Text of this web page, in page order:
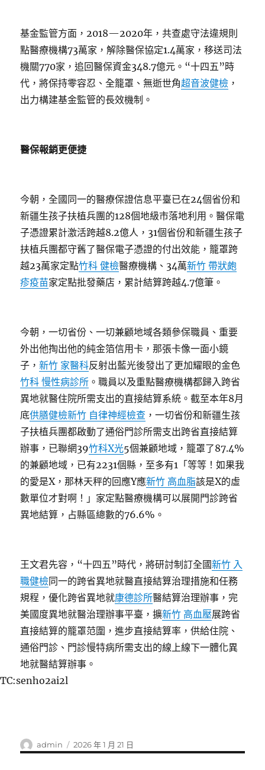
基金監管方面，2018—2020年，共查處守法違規則
點醫療機構73萬家，解除醫保協定1.4萬家，移送司法
機關770家，追回醫保資金348.7億元。“十四五”時
代，將保持零容忍、全籠罩、無逝世角超音波健檢 ，
出力構建基金監管的長效機制。
醫保報銷更便捷
今朝，全國同一的醫療保證信息平臺已在24個省份和
新疆生孩子扶植兵團的128個地級市落地利用。醫保電
子憑證累計激活跨越8.2億人，31個省份和新疆生孩子
扶植兵團都守舊了醫保電子憑證的付出效能，籠罩跨
越23萬家定點竹科 健檢醫療機構、34萬新竹 帶狀皰
疹疫苗家定點批發藥店，累計結算跨越4.7億筆。
今朝，一切省份、一切兼顧地域各類參保職員、重要
外出他掏出他的純金箔信用卡，那張卡像一面小鏡
子，新竹 家醫科反射出藍光後發出了更加耀眼的金色
竹科 慢性病診所 。職員以及重點醫療機構都歸入跨省
異地就醫住院所需支出的直接結算系統。截至本年8月
底供膳健檢新竹 自律神經檢查 ，一切省份和新疆生孩
子扶植兵團都啟動了通俗門診所需支出跨省直接結算
辦事，已聯網39竹科X光5個兼顧地域，籠罩了87.4%
的兼顧地域，已有2231個縣，至多有1「等等！如果我
的愛是X，那林天秤的回應Y應新竹 高血脂該是X的虛
數單位才對啊！」家定點醫療機構可以展開門診跨省
異地結算，占縣區總數的76.6%。
王文君先容，“十四五”時代，將研討制訂全國新竹 入
職健檢同一的跨省異地就醫直接結算治理措施和任務
規程，優化跨省異地就康德診所醫結算治理辦事，完
美國度異地就醫治理辦事平臺，擴新竹 高血壓展跨省
直接結算的籠罩范圍，進步直接結算率，供給住院、
通俗門診、門診慢特病所需支出的線上線下一體化異
地就醫結算辦事。
TC:senho2ai2l
作
者
admin
發
佈
2026 年 1 月 21 日